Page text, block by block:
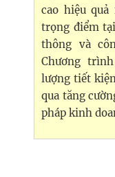
cao hiệu
trọng điểm
thông và
Chương
lượng tiết
qua tăng
pháp kinh